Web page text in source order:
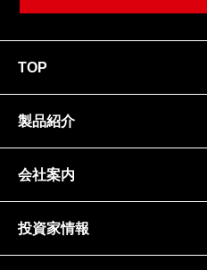
TOP
製品紹介
会社案内
投資家情報